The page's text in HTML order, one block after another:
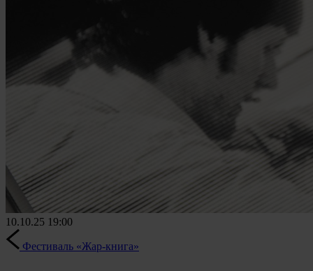
10.10.25 19:00
Фестиваль «Жар-книга»